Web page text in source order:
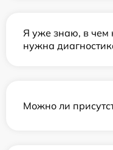
Я уже знаю, в чем
нужна
Можно ли